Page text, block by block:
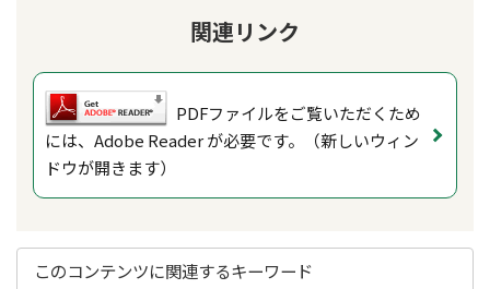
関連リンク
PDFファイルをご覧いただくため
には、Adobe Reader が必要です。（新しいウィン
ドウが開きます）
このコンテンツに関連するキーワード